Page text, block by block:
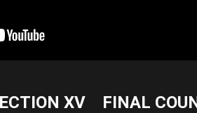
XV FINAL